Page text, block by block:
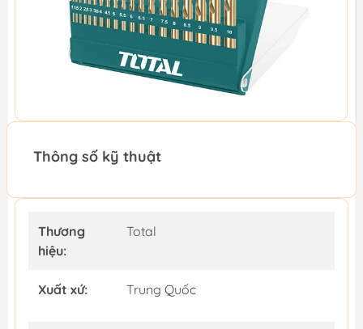
Thông số kỹ thuật
Thương
hiệu:
Total
Xuất xứ: Trung Quốc